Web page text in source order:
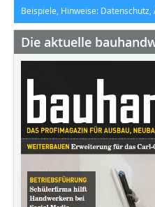
Beispiele, Hinweise:
Die aktuelle